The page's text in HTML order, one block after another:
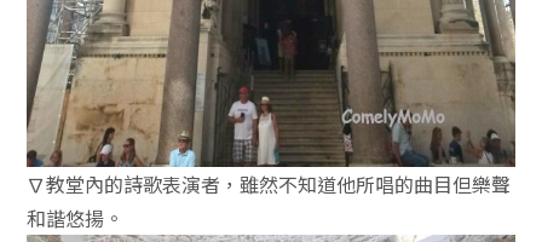
∇教堂內的詩歌表演者，雖然不知道他所唱的曲目但樂聲
和諧悠揚。